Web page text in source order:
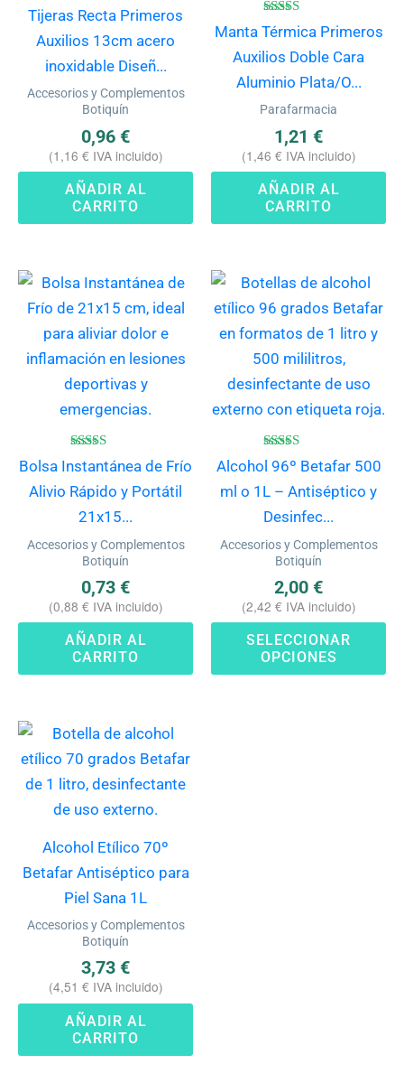
Valorado
con
4.75
de 5
Tijeras Recta Primeros
Auxilios 13cm acero
inoxidable Diseñ...
Accesorios y Complementos
Botiquín
0,96 €
(1,16 € IVA incluido)
AÑADIR AL
CARRITO
Valorado
con
4.80
de 5
Manta Térmica Primeros
Auxilios Doble Cara
Aluminio Plata/O...
Parafarmacia
1,21 €
(1,46 € IVA incluido)
AÑADIR AL
CARRITO
Valorado
con
4.75
de 5
Bolsa Instantánea de Frío
Alivio Rápido y Portátil
21x15...
Accesorios y Complementos
Botiquín
0,73 €
(0,88 € IVA incluido)
AÑADIR AL
CARRITO
Valorado
con
4.75
de 5
Alcohol 96º Betafar 500
ml o 1L – Antiséptico y
Desinfec...
Accesorios y Complementos
Botiquín
2,00 €
(2,42 € IVA incluido)
SELECCIONAR
OPCIONES
Alcohol Etílico 70º
Betafar Antiséptico para
Piel Sana 1L
Accesorios y Complementos
Botiquín
3,73 €
(4,51 € IVA incluido)
AÑADIR AL
CARRITO